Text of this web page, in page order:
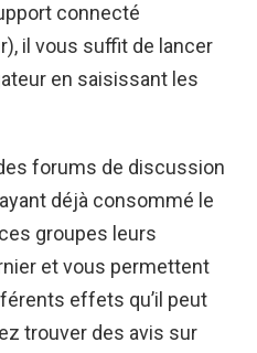
connecté
il vous suffit de lancer
en saisissant les
forums de discussion
déjà consommé le
groupes leurs
et vous permettent
effets qu’il peut
trouver des avis sur